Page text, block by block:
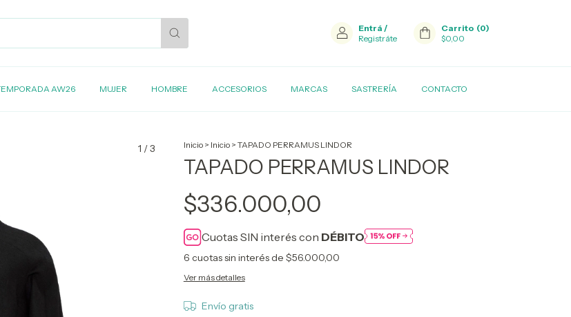
Entrá /
Registráte
Carrito (0)
$0,00
AW26 MUJER HOMBRE ACCESORIOS MARCAS SASTRERÍA CONTACTO
1 /3 Inicio > Inicio > TAPADO PERRAMUS LINDOR
TAPADO PERRAMUS LINDOR
$336.000,00
Cuotas SIN interés con DÉBITO
6 cuotas sin interés de $56.000,00
Ver más detalles
Envío gratis